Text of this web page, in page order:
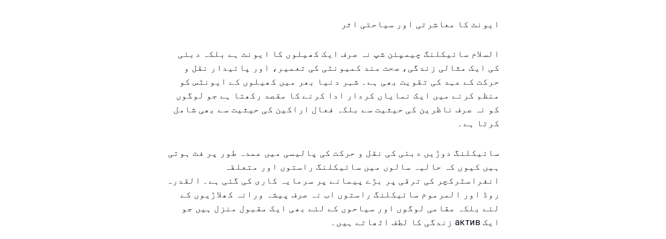
ایونٹ کا معاشرتی اور سیاحتی اثر
السلام سائیکلنگ چیمپئن شپ نہ صرف ایک کھیلوں کا ایونٹ ہے بلکہ دبئی
کی ایک مثالی زندگی، صحت مند کمیونٹی کی تعمیر، اور پائیدار نقل و
حرکت کے عہد کی تقویت بھی ہے۔ شہر دنیا بھر میں کھیلوں کے ایونٹس کو
منظم کرنے میں ایک نمایاں کردار ادا کرنے کا مقصد رکھتا ہے جو لوگوں
کو نہ صرف ناظرین کی حیثیت سے بلکہ فعال اراکین کی حیثیت سے بھی شامل
کرتا ہے۔
سائیکلنگ دوڑیں دبئی کی نقل و حرکت کی پالیسی میں عمدہ طور پر فٹ ہوتی
ہیں کیوں کہ حالیہ سالوں میں سائیکلنگ راستوں اور متعلقہ
انفراسٹرکچر کی ترقی پر بڑے پیمانے پر سرمایہ کاری کی گئی ہے۔ القدرہ
روڈ اور المرموم سائیکلنگ راستوں اب نہ صرف پیشہ ورانہ کھلاڑیوں کے
لئے بلکہ مقامی لوگوں اور سیاحوں کے لئے بھی ایک مقبول منزل ہیں جو
ایک актив زندگی کا لطف اٹھاتے ہیں۔